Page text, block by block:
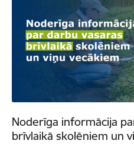
Noderīga informācija
brīvlaikā skolēniem un